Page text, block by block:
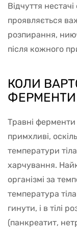
Відчуття
проявляється
розпирання,
після кожного
КОЛИ
Травні ферменти
примхливі,
температури
харчування.
організмі за
температура
гинути, і в тілі
(панкреатит,